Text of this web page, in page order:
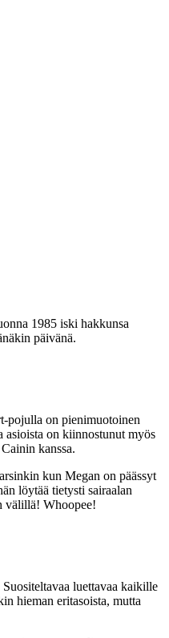
1985 iski hakkunsa
päivänä.
pojulla on pienimuotoinen
asioista on kiinnostunut myös
kanssa.
kun Megan on päässyt
löytää tietysti sairaalan
välillä! Whoopee!
Suositeltavaa luettavaa kaikille
hieman eritasoista, mutta